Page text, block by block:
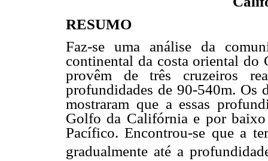
RESUMO
Faz-se uma análise da
continental da costa oriental
provêm de três cruzeiros
profundidades de 90-540m. Os
mostraram que a essas
Golfo da Califórnia e por baixo
Pacífico. Encontrou-se que a
gradualmente até a